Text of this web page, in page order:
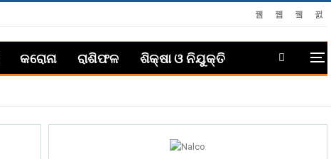
କରୋନା ରାଶିଫଳ ଶିକ୍ଷା ଓ ନିଯୁକ୍ତି